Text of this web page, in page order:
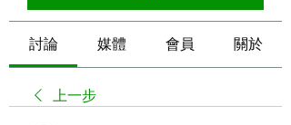
討論 媒體 會員 關於
上一步